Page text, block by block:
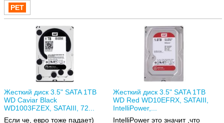
Жесткий диск 3.5" SATA 1TB
WD Caviar Black
WD1003FZEX, SATAIII, 72...
Если че, евро тоже падает)
Жесткий диск 3.5" SATA 1TB
WD Red WD10EFRX, SATAIII,
IntelliPower,...
IntelliPower это значит ,что